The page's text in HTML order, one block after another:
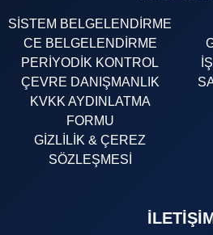
SİSTEM BELGELENDİRME
CE BELGELENDİRME
PERİYODİK KONTROL
ÇEVRE DANIŞMANLIK
KVKK AYDINLATMA
FORMU
GİZLİLİK & ÇEREZ
SÖZLEŞMESİ